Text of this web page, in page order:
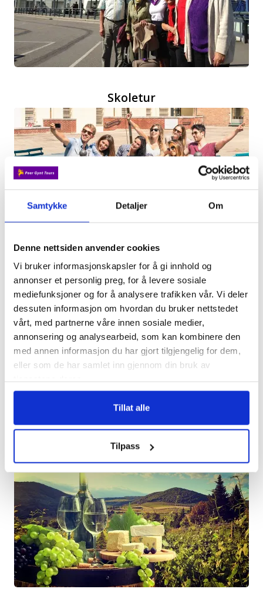
Samtykke Detaljer Om
Denne nettsiden anvender cookies
Vi bruker informasjonskapsler for å gi innhold og
annonser et personlig preg, for å levere sosiale
mediefunksjoner og for å analysere trafikken vår. Vi deler
dessuten informasjon om hvordan du bruker nettstedet
vårt, med partnerne våre innen sosiale medier,
annonsering og analysearbeid, som kan kombinere den
med annen informasjon du har gjort tilgjengelig for dem,
eller som de har samlet inn gjennom din bruk av
Tillat alle
Tilpass
Skoletur
Folkehøgskoler
Vintur